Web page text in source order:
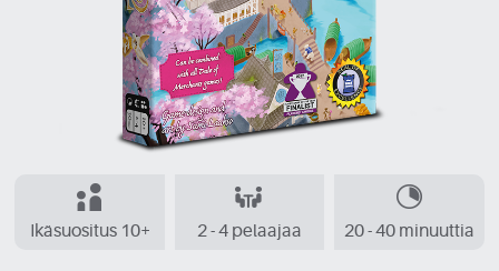
Ikäsuositus 10+ 2 - 4 pelaajaa 20 - 40 minuuttia